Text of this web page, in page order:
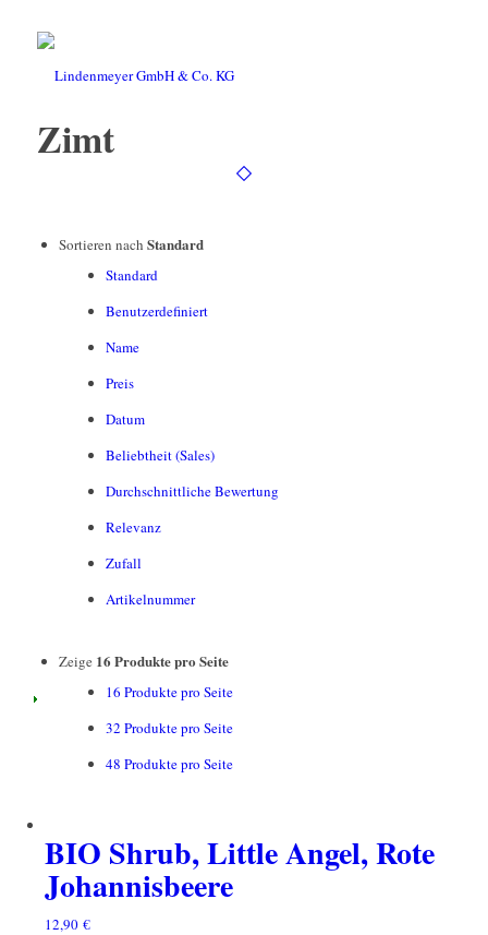
Zimt
Sortieren nach Standard
Standard
Benutzerdefiniert
Name
Preis
Datum
Beliebtheit (Sales)
Durchschnittliche Bewertung
Relevanz
Zufall
Artikelnummer
Zeige 16 Produkte pro Seite
16 Produkte pro Seite
32 Produkte pro Seite
48 Produkte pro Seite
BIO Shrub, Little Angel, Rote
Johannisbeere
12,90 €